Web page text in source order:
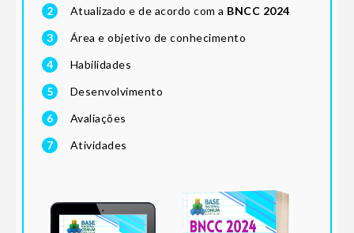
2
Atualizado e de acordo com a BNCC 2024
3
Área e objetivo de conhecimento
4
Habilidades
5
Desenvolvimento
6
Avaliações
7
Atividades